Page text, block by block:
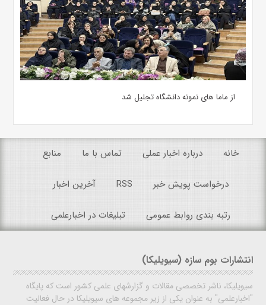
از ماما های نمونه دانشگاه تجلیل شد
خانه درباره اخبار عملی تماس با ما منابع
درخواست پویش خبر RSS آخرین اخبار
رتبه بندی روابط عمومی تبلیغات در اخبارعلمی
انتشارات بوم سازه (سیویلیکا)
سیویلیکا، ناشر تخصصی مقالات و گزارشهای علمی کشور است که پایگاه
"اخبارعلمی" به عنوان یکی از زیر مجموعه های سیویلیکا در حال فعالیت